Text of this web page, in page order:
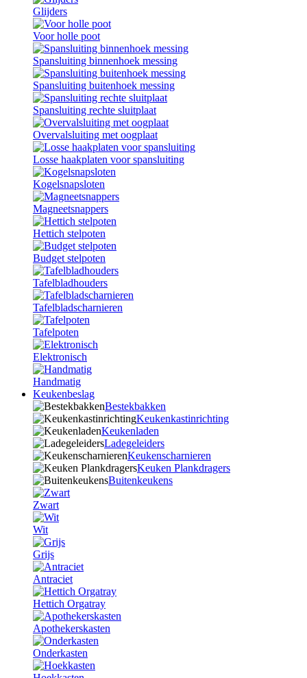
Glijders
Voor holle poot
Spansluiting binnenhoek messing
Spansluiting buitenhoek messing
Spansluiting rechte sluitplaat
Overvalsluiting met oogplaat
Losse haakplaten voor spansluiting
Kogelsnapsloten
Magneetsnappers
Hettich stelpoten
Budget stelpoten
Tafelbladhouders
Tafelbladscharnieren
Tafelpoten
Elektronisch
Handmatig
Keukenbeslag
Bestekbakken
Keukenkastinrichting
Keukenladen
Ladegeleiders
Keukenscharnieren
Keuken Plankdragers
Buitenkeukens
Zwart
Wit
Grijs
Antraciet
Hettich Orgatray
Apothekerskasten
Onderkasten